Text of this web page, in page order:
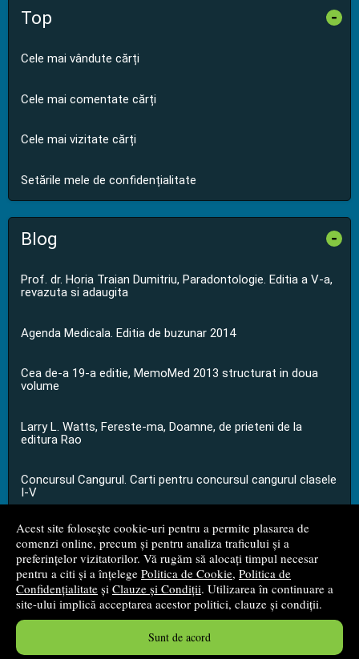
Acest site folosește cookie-uri pentru a permite plasarea de
comenzi online, precum și pentru analiza traficului și a
preferințelor vizitatorilor. Vă rugăm să alocați timpul necesar
pentru a citi și a înțelege Politica de Cookie, Politica de
Confidențialitate și Clauze și Condiții. Utilizarea în continuare a
site-ului implică acceptarea acestor politici, clauze și condiții.
Sunt de acord
Top -
Cele mai vândute cărți
Cele mai comentate cărți
Cele mai vizitate cărți
Setările mele de confidențialitate
Blog -
Prof. dr. Horia Traian Dumitriu, Paradontologie. Editia a V-a,
revazuta si adaugita
Agenda Medicala. Editia de buzunar 2014
Cea de-a 19-a editie, MemoMed 2013 structurat in doua
volume
Larry L. Watts, Fereste-ma, Doamne, de prieteni de la
editura Rao
Concursul Cangurul. Carti pentru concursul cangurul clasele
I-V
...toate știrile
© 2008 - 2026S.C. M.G. Net Distribution S.R.L.
Magazin onlinecreat deVital Soft